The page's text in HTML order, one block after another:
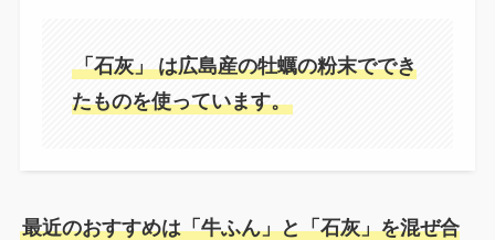
「石灰」 は広島産の牡蠣の粉末ででき
たものを使っています。
最近のおすすめは「牛ふん」と「石灰」を混ぜ合